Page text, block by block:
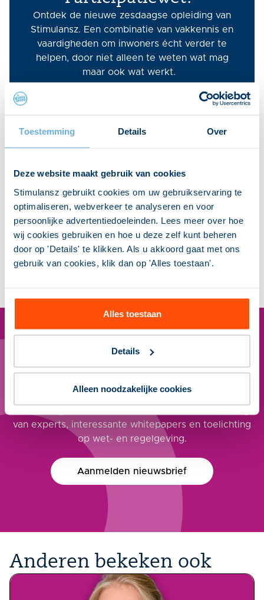
Toestemming Details Over
Deze website maakt gebruik van cookies
Stimulansz gebruikt cookies om uw gebruikservaring te
optimaliseren, webverkeer te analyseren en voor
persoonlijke advertentiedoeleinden. Lees meer over hoe
wij cookies gebruiken en hoe u deze zelf kunt beheren
door op 'Details' te klikken. Als u akkoord gaat met ons
gebruik van cookies, klik dan op 'Alles toestaan'.
Alles toestaan
Details
Alleen noodzakelijke cookies
Ontdek de nieuwe zesdaagse opleiding van
Stimulansz. Een combinatie van vakkennis en
vaardigheden om inwoners écht verder te
helpen, door niet alleen te weten wat mag
maar ook wat werkt.
Meer weten over dit
Redactie helpt je graag verder.
030 298 28 00
Nieuwsbrief Sociaal Domein
ontwikkelingen in het sociaal domein? Meld je aan
van experts, interessante whitepapers en toelichting
op wet- en regelgeving.
Aanmelden nieuwsbrief
Anderen bekeken ook